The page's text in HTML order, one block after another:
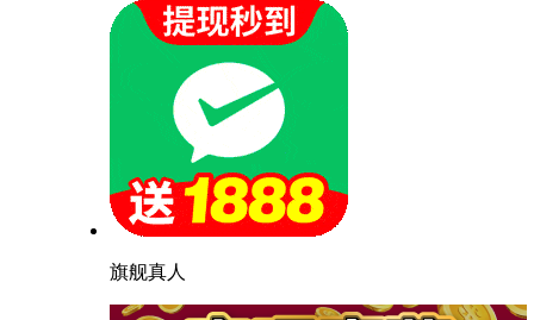
旗舰真人